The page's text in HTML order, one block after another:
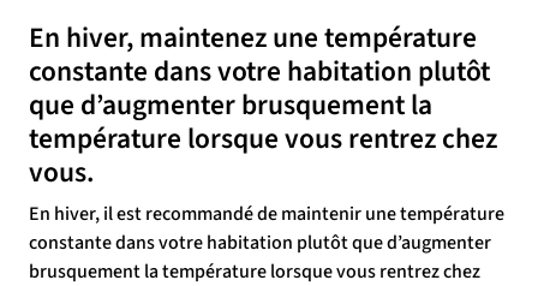
En hiver, maintenez une température
constante dans votre habitation plutôt
que d’augmenter brusquement la
température lorsque vous rentrez chez
vous.
En hiver, il est recommandé de maintenir une température
constante dans votre habitation plutôt que d’augmenter
brusquement la température lorsque vous rentrez chez